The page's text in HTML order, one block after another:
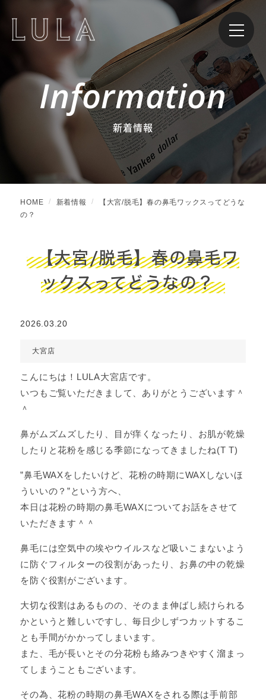
Information
新着情報
HOME 新着情報
【大宮/脱毛】春の鼻毛ワックスってどうな
の？
【大宮/脱毛】春の鼻毛ワ
ックスってどうなの？
2026.03.20
大宮店
こんにちは！LULA大宮店です。
いつもご覧いただきまして、ありがとうございます＾
＾
鼻がムズムズしたり、目が痒くなったり、お肌が乾燥
したりと花粉を感じる季節になってきましたね(T T)
”鼻毛WAXをしたいけど、花粉の時期にWAXしないほ
ういいの？”という方へ、
本日は花粉の時期の鼻毛WAXについてお話をさせて
いただきます＾＾
鼻毛には空気中の埃やウイルスなど吸いこまないよう
に防ぐフィルターの役割があったり、お鼻の中の乾燥
を防ぐ役割がございます。
大切な役割はあるものの、そのまま伸ばし続けられる
かというと難しいですし、毎日少しずつカットするこ
とも手間がかかってしまいます。
また、毛が長いとその分花粉も絡みつきやすく溜まっ
てしまうこともございます。
その為、花粉の時期の鼻毛WAXをされる際は手前部